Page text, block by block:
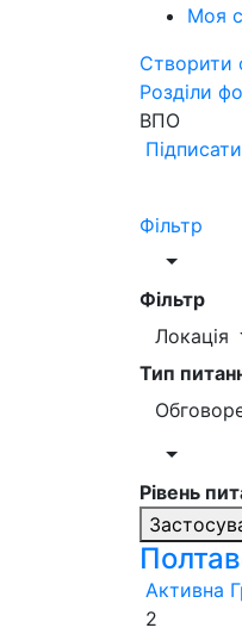
Моя
Створити
Розділи
ВПО
Фільтр
Фільтр
Локація
Тип
Рівень
Активна
2